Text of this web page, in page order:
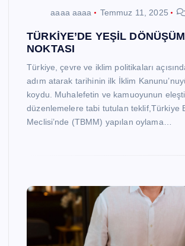
aaaa aaaa Temmuz 11, 2025
TÜRKİYE’DE YEŞİL
NOKTASI
Türkiye, çevre ve iklim politikaları
adım atarak tarihinin ilk İklim
koydu. Muhalefetin ve kamuoyunun
düzenlemelere tabi tutulan teklif,Türkiye
Meclisi’nde (TBMM) yapılan oylama…